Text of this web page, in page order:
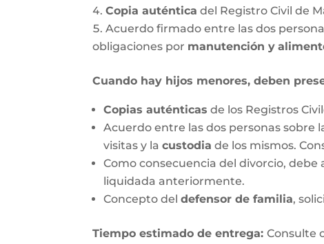
Copia auténtica del Registro Civil de
Acuerdo firmado entre las dos
obligaciones por manutención y
Cuando hay hijos menores, deben
Copias auténticas de los Registros
Acuerdo entre las dos personas sobre
visitas y lacustodia de los mismos.
Como consecuencia del divorcio,
liquidada anteriormente.
Concepto deldefensor de familia,
Tiempo estimado de entrega:Consulte